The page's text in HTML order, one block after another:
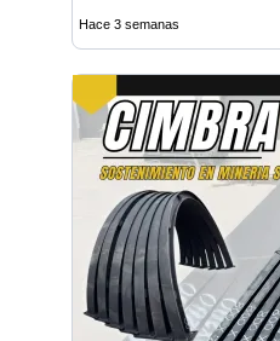
Hace 3 semanas